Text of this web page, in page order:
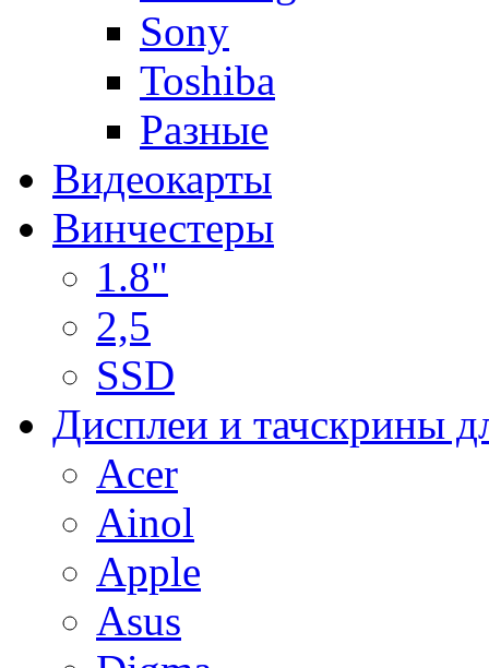
Sony
Toshiba
Разные
Видеокарты
Винчестеры
1.8"
2,5
SSD
Дисплеи и тачскрины
Acer
Ainol
Apple
Asus